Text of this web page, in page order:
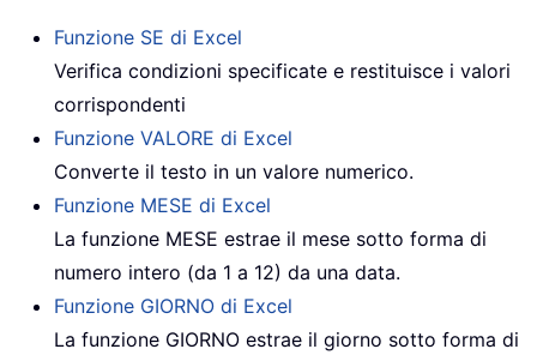
Funzione SE di Excel
Verifica condizioni specificate e restituisce i valori
corrispondenti
Funzione VALORE di Excel
Converte il testo in un valore numerico.
Funzione MESE di Excel
La funzione MESE estrae il mese sotto forma di
numero intero (da 1 a 12) da una data.
Funzione GIORNO di Excel
La funzione GIORNO estrae il giorno sotto forma di